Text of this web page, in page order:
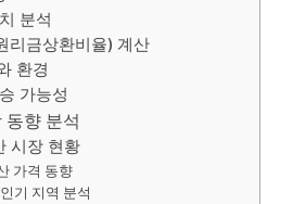
분석
리금상환비율) 계산
환경
가능성
동향 분석
시장 현황
가격 동향
기 지역 분석